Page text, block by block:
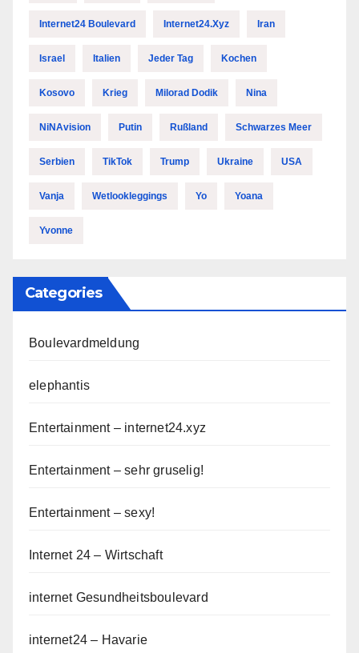
Internet24 Boulevard Internet24.xyz Iran
Israel Italien Jeder Tag Kochen
Kosovo Krieg Milorad Dodik Nina
NiNAvision Putin Rußland Schwarzes Meer
Serbien TikTok Trump Ukraine USA
Vanja Wetlookleggings Yo Yoana
Yvonne
Categories
Boulevardmeldung
elephantis
Entertainment – internet24.xyz
Entertainment – sehr gruselig!
Entertainment – sexy!
Internet 24 – Wirtschaft
internet Gesundheitsboulevard
internet24 – Havarie